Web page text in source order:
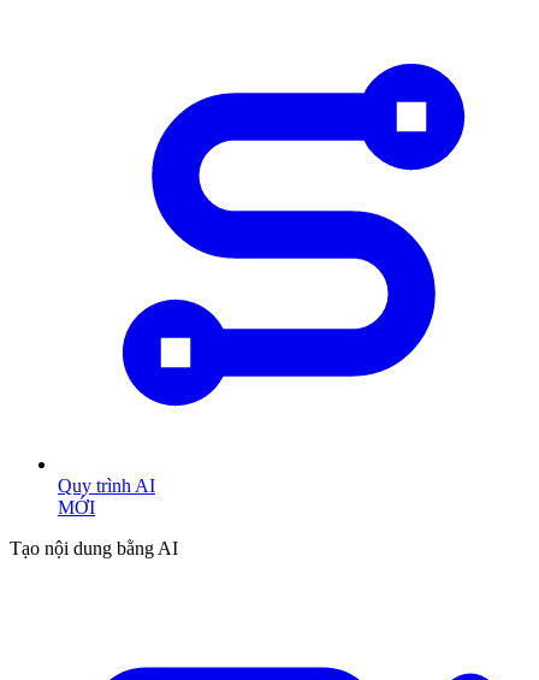
Quy trình AI
MỚI
Tạo nội dung bằng AI